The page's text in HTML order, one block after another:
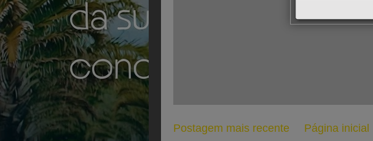
Postagem mais recente Página inicial